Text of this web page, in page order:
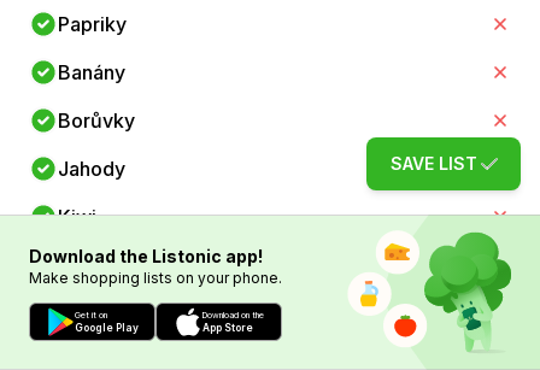
Papriky
Banány
Borůvky
Jahody
Kiwi
Quinoa
Hnědá Rýže
SAVE LIST
Download the Listonic app!
Make shopping lists on your phone.
Get it on
Google Play
Download on the
App Store